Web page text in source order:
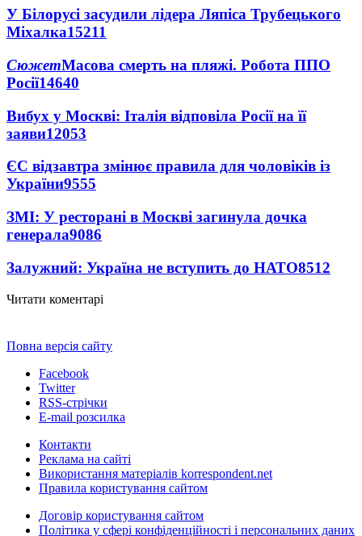
У Білорусі засудили лідера Ляпіса Трубецького
Міхалка15211
СюжетМасова смерть на пляжі. Робота ППО
Росії14640
Вибух у Москві: Італія відповіла Росії на її
заяви12053
ЄС відзавтра змінює правила для чоловіків із
України9555
ЗМІ: У ресторані в Москві загинула дочка
генерала9086
Залужний: Україна не вступить до НАТО8512
Читати коментарі
Повна версія сайту
Facebook
Twitter
RSS-стрічки
E-mail розсилка
Контакти
Реклама на сайті
Використання матеріалів korrespondent.net
Правила користування сайтом
Договір користування сайтом
Політика у сфері конфіденційності і персональних даних